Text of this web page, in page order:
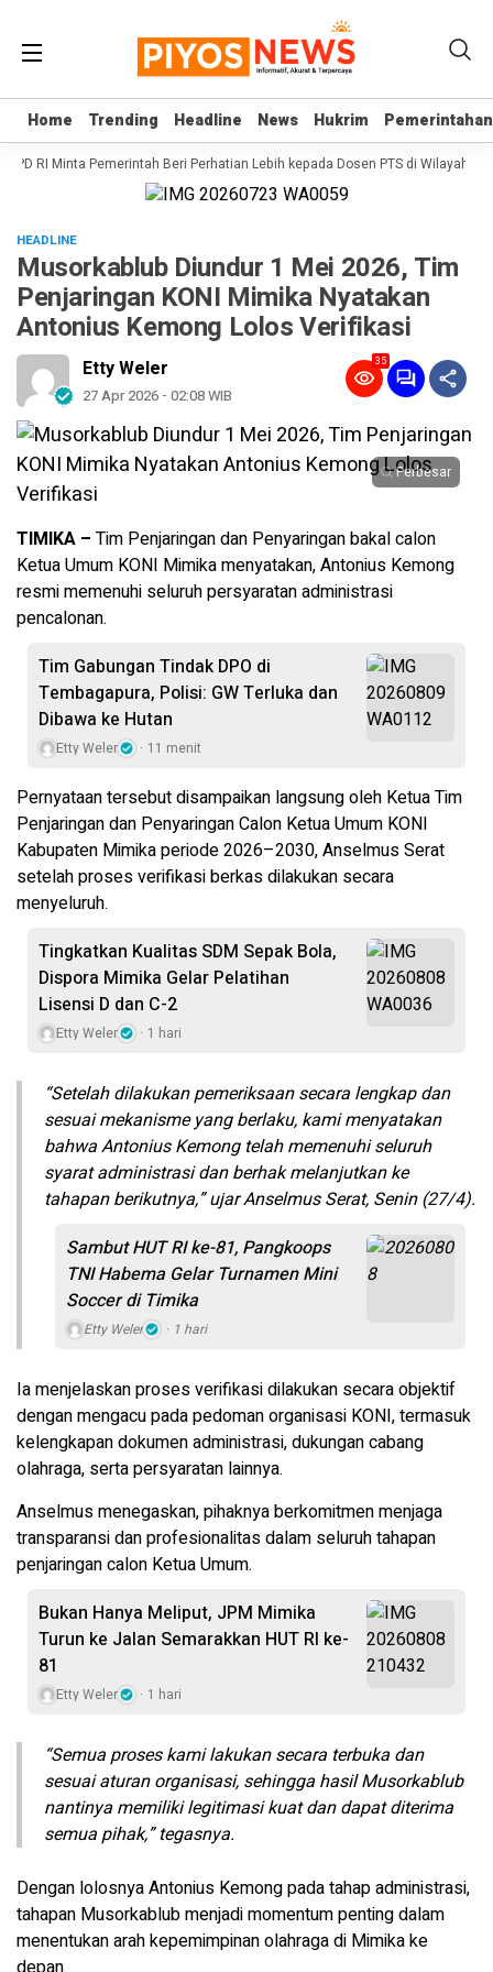
Home Trending Headline News Hukrim Pemerintahan
Home Trending Headline News Hukrim Pemerintahan
RI Minta Pemerintah Beri Perhatian Lebih kepada Dosen PTS di Wilayah 3T
HEADLINE
Musorkablub Diundur 1 Mei 2026, Tim
Penjaringan KONI Mimika Nyatakan
Antonius Kemong Lolos Verifikasi
Etty Weler
27 Apr 2026 - 02:08 WIB
35
Perbesar
TIMIKA – Tim Penjaringan dan Penyaringan bakal calon
Ketua Umum KONI Mimika menyatakan, Antonius Kemong
resmi memenuhi seluruh persyaratan administrasi
pencalonan.
Tim Gabungan Tindak DPO di
Tembagapura, Polisi: GW Terluka dan
Dibawa ke Hutan
Etty Weler 11 menit
Pernyataan tersebut disampaikan langsung oleh Ketua Tim
Penjaringan dan Penyaringan Calon Ketua Umum KONI
Kabupaten Mimika periode 2026–2030, Anselmus Serat
setelah proses verifikasi berkas dilakukan secara
menyeluruh.
Tingkatkan Kualitas SDM Sepak Bola,
Dispora Mimika Gelar Pelatihan
Lisensi D dan C-2
Etty Weler 1 hari
“Setelah dilakukan pemeriksaan secara lengkap dan
sesuai mekanisme yang berlaku, kami menyatakan
bahwa Antonius Kemong telah memenuhi seluruh
syarat administrasi dan berhak melanjutkan ke
tahapan berikutnya,” ujar Anselmus Serat, Senin (27/4).
Sambut HUT RI ke-81, Pangkoops
TNI Habema Gelar Turnamen Mini
Soccer di Timika
Etty Weler 1 hari
Ia menjelaskan proses verifikasi dilakukan secara objektif
dengan mengacu pada pedoman organisasi KONI, termasuk
kelengkapan dokumen administrasi, dukungan cabang
olahraga, serta persyaratan lainnya.
Anselmus menegaskan, pihaknya berkomitmen menjaga
transparansi dan profesionalitas dalam seluruh tahapan
penjaringan calon Ketua Umum.
Bukan Hanya Meliput, JPM Mimika
Turun ke Jalan Semarakkan HUT RI ke-
81
Etty Weler 1 hari
“Semua proses kami lakukan secara terbuka dan
sesuai aturan organisasi, sehingga hasil Musorkablub
nantinya memiliki legitimasi kuat dan dapat diterima
semua pihak,” tegasnya.
Dengan lolosnya Antonius Kemong pada tahap administrasi,
tahapan Musorkablub menjadi momentum penting dalam
menentukan arah kepemimpinan olahraga di Mimika ke